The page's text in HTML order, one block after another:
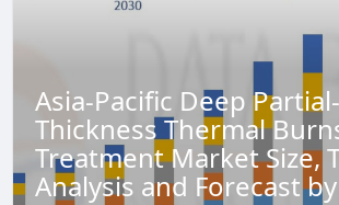
Asia-Pacific Deep Partial-
Thickness Thermal
Treatment Market Size,
Analysis and Forecast